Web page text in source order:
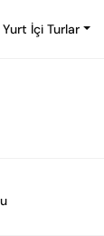
Yurt İçi Turlar